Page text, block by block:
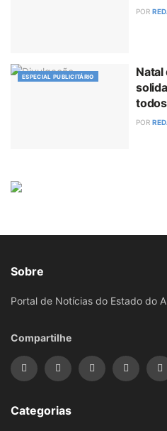
POR
ESPECIAL PUBLICITÁRIO
Natal
todos
POR
Sobre
Portal de Notícias do Estado do
Compartilhe
Categorias